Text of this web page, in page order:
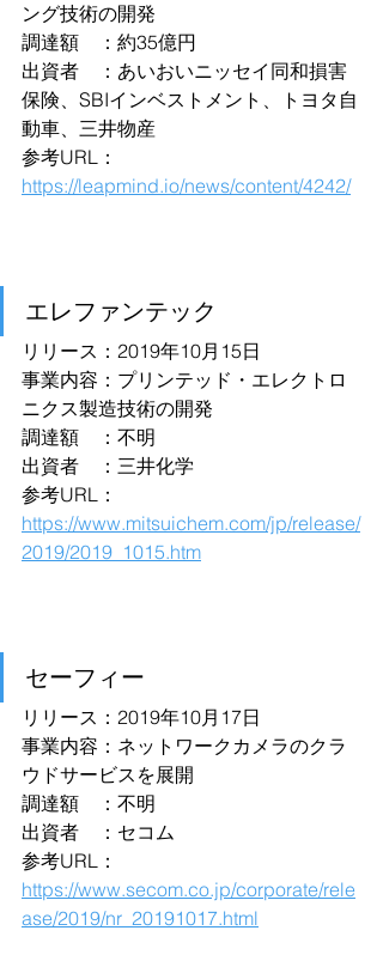
ング技術の開発
調達額　：約35億円
出資者　：あいおいニッセイ同和損害
保険、SBIインベストメント、トヨタ自
動車、三井物産
参考URL：
https://leapmind.io/news/content/4242/
エレファンテック
リリース：2019年10月15日
事業内容：プリンテッド・エレクトロ
ニクス製造技術の開発
調達額　：不明
出資者　：三井化学
参考URL：
https://www.mitsuichem.com/jp/release/
2019/2019_1015.htm
セーフィー
リリース：2019年10月17日
事業内容：ネットワークカメラのクラ
ウドサービスを展開
調達額　：不明
出資者　：セコム
参考URL：
https://www.secom.co.jp/corporate/rele
ase/2019/nr_20191017.html